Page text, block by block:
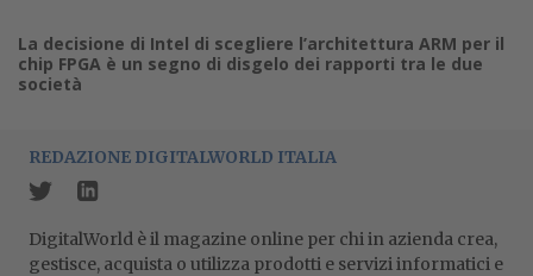
La decisione di Intel di scegliere l’architettura ARM per il
chip FPGA è un segno di disgelo dei rapporti tra le due
società
REDAZIONE DIGITALWORLD ITALIA
DigitalWorld è il magazine online per chi in azienda crea,
gestisce, acquista o utilizza prodotti e servizi informatici e